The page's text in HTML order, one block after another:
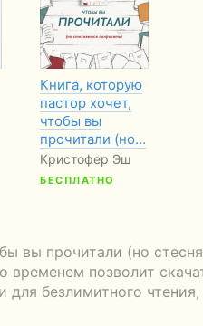
Книга, которую
пастор хочет,
чтобы вы
прочитали (но…
Кристофер Эш
БЕСПЛАТНО
вы прочитали (но
позволит
для безлимитного